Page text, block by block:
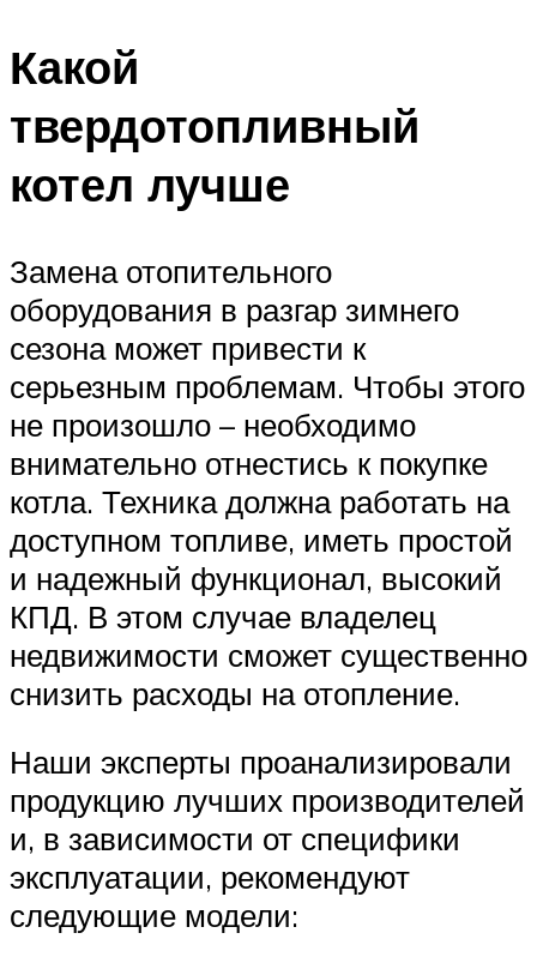
Какой
твердотопливный
котел лучше
Замена отопительного
оборудования в разгар зимнего
сезона может привести к
серьезным проблемам. Чтобы этого
не произошло – необходимо
внимательно отнестись к покупке
котла. Техника должна работать на
доступном топливе, иметь простой
и надежный функционал, высокий
КПД. В этом случае владелец
недвижимости сможет существенно
снизить расходы на отопление.
Наши эксперты проанализировали
продукцию лучших производителей
и, в зависимости от специфики
эксплуатации, рекомендуют
следующие модели: